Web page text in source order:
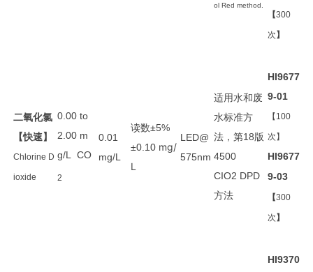
ol Red method.
【300
次】
二氧化氯
【快速】
Chlorine D
ioxide
0.00 to
2.00 m
g/L CO
2
0.01
mg/L
读数±5%
±0.10 mg/
L
LED@
575nm
适用水和废
水标准方
法 ， 第18版
4500
CIO2 DPD
方法
HI9677
9-01
【100
次】
HI9677
9-03
【300
次】
HI9370